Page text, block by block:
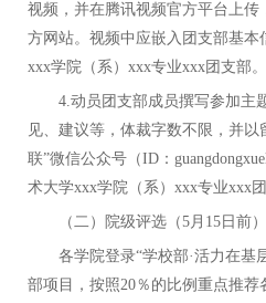
视频，并在腾讯视频官方平台上
方网站。视频中应嵌入团支部基
xxx学院（系）xxx专业xxx团支部。
4.动员团支部成员撰写参加主
见、建议等，体裁字数不限，并
联”微信公众号（ID：
术大学xxx学院（系）xxx专业xxx团
（二）院级评选（5月15日前）
各学院登录“学校部·活力在基
部项目，按照20％的比例重点推荐